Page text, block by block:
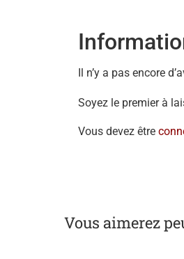
Il n’y a pas encore
Soyez le premier à
Vous devez être
Vous aimerez